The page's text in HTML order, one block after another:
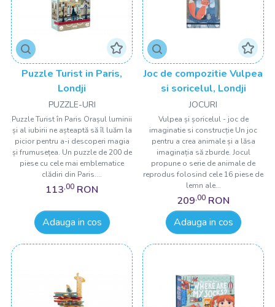
Puzzle Turist in Paris,
Londji
PUZZLE-URI
Puzzle Turist în Paris Orașul luminii
și al iubirii ne așteaptă să îl luăm la
picior pentru a-i descoperi magia
și frumusețea. Un puzzle de 200 de
piese cu cele mai emblematice
clădiri din Paris....
113,00 RON
Adauga in cos
Joc de compozitie Vulpea
si soricelul, Londji
JOCURI
Vulpea și șoricelul - joc de
imaginatie si construcție Un joc
pentru a crea animale și a lăsa
imaginația să zburde. Jocul
propune o serie de animale de
reprodus folosind cele 16 piese de
lemn ale...
209,00 RON
Adauga in cos